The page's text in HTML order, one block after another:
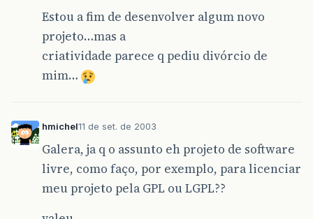
Estou a fim de desenvolver algum novo
projeto…mas a
criatividade parece q pediu divórcio de
mim…
hmichel11 de set. de 2003
Galera, ja q o assunto eh projeto de software
livre, como faço, por exemplo, para licenciar
meu projeto pela GPL ou LGPL??